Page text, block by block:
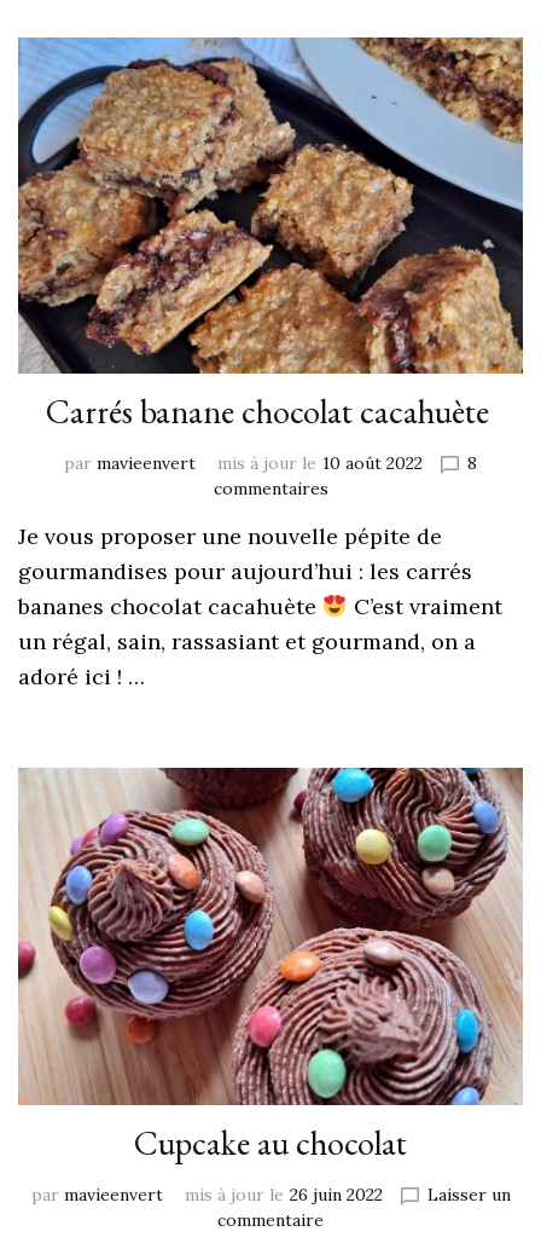
Carrés banane chocolat cacahuète
par mavieenvert mis à jour le 10 août 2022
8
commentaires
Je vous proposer une nouvelle pépite de
gourmandises pour aujourd’hui : les carrés
bananes chocolat cacahuète
C’est vraiment
un régal, sain, rassasiant et gourmand, on a
adoré ici ! …
Cupcake au chocolat
par mavieenvert mis à jour le 26 juin 2022
Laisser un
commentaire